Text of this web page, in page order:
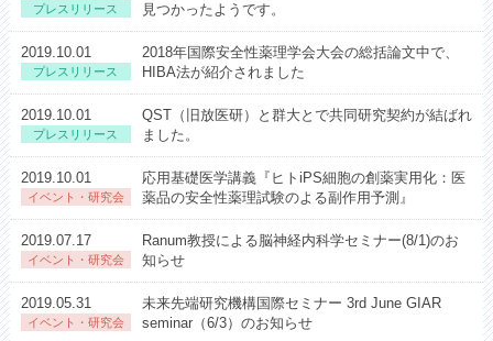
プレスリリース
見つかったようです。
2019.10.01
プレスリリース
2018年国際安全性薬理学会大会の総括論文中で、
HIBA法が紹介されました
2019.10.01
プレスリリース
QST（旧放医研）と群大とで共同研究契約が結ばれ
ました。
2019.10.01
イベント・研究会
応用基礎医学講義『ヒトiPS細胞の創薬実用化：医
薬品の安全性薬理試験のよる副作用予測』
2019.07.17
イベント・研究会
Ranum教授による脳神経内科学セミナー(8/1)のお
知らせ
2019.05.31
イベント・研究会
未来先端研究機構国際セミナー 3rd June GIAR
seminar（6/3）のお知らせ